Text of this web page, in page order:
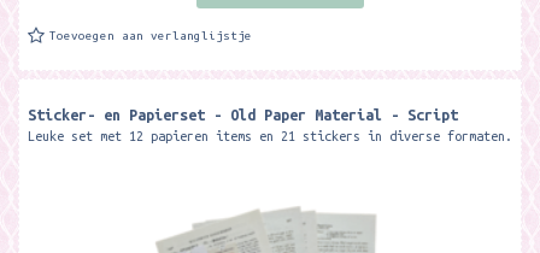
Toevoegen aan verlanglijstje
Sticker- en Papierset - Old Paper Material - Script
Leuke set met 12 papieren items en 21 stickers in diverse formaten.